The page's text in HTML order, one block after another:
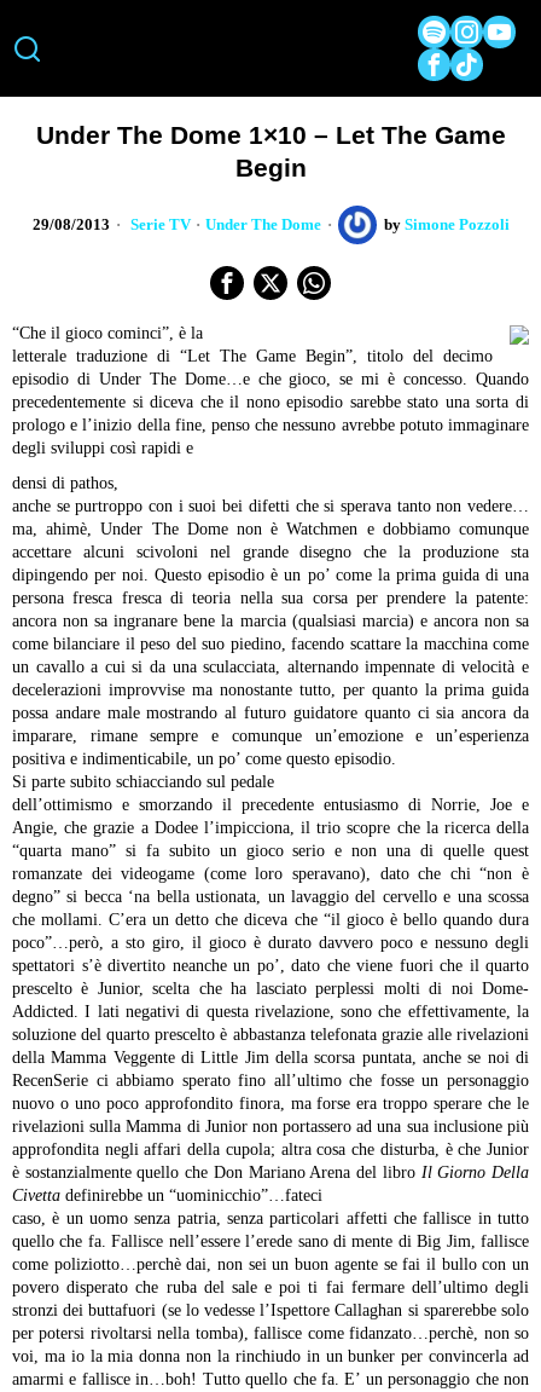
Under The Dome 1×10 – Let The Game
Begin
29/08/2013 Serie TV · Under The Dome by Simone Pozzoli
“Che il gioco cominci”, è la
letterale traduzione di “Let The Game Begin”, titolo del decimo
episodio di Under The Dome…e che gioco, se mi è concesso. Quando
precedentemente si diceva che il nono episodio sarebbe stato unasorta di
prologo e l’inizio della fine, penso che nessuno avrebbepotuto immaginare
degli sviluppi così rapidi e
densi di pathos,
anche se purtroppo con i suoi bei difetti che si sperava tanto non vedere…
ma, ahimè, Under The Dome non è Watchmen e dobbiamocomunque
accettare alcuni scivoloni nel grande disegno che la produzione sta
dipingendo per noi. Questo episodio è un po’ come la prima guida di una
persona fresca fresca di teoria nellasua corsa per prendere la patente:
ancora non sa ingranare bene la marcia (qualsiasi marcia) e ancora non sa
come bilanciare il peso delsuo piedino, facendo scattare la macchina come
un cavallo a cui si dauna sculacciata, alternando impennate di velocità e
decelerazioni improvvise ma nonostante tutto, per quanto la prima guida
possa andare male mostrando al futuro guidatore quanto ci sia ancora da
imparare, rimane sempre e comunque un’emozione e un’esperienza
positiva e indimenticabile, un po’ come questo episodio.
Si parte subito schiacciando sul pedale
dell’ottimismo e smorzando il precedente entusiasmo di Norrie, Joe e
Angie, che grazie a Dodee l’impicciona, il trio scopre che la ricercadella
“quarta mano” si fa subito un gioco serio e non una di quelle quest
romanzate dei videogame (come loro speravano), datoche chi “non è
degno” si becca ‘na bella ustionata, unlavaggio del cervello e una scossa
che mollami. C’era un detto che diceva che “il gioco è bello quando dura
poco”…però, a sto giro, il gioco è durato davvero poco e nessuno degli
spettatori s’èdivertito neanche un po’, dato che viene fuori che il quarto
prescelto è Junior, scelta che ha lasciato perplessi molti di noiDome-
Addicted. I lati negativi di questa rivelazione, sono che effettivamente, la
soluzione del quarto prescelto è abbastanzatelefonata grazie alle rivelazioni
della Mamma Veggente di Little Jimdella scorsa puntata, anche se noi di
RecenSerie ci abbiamo speratofino all’ultimo che fosse un personaggio
nuovo o uno pocoapprofondito finora, ma forse era troppo sperare che le
rivelazioni sulla Mamma di Junior non portassero ad una sua inclusione più
approfondita negli affari della cupola; altra cosa che disturba, èche Junior
è sostanzialmente quello che Don Mariano Arena del libro Il Giorno Della
Civetta definirebbe un “uominicchio”…fateci
caso, è un uomo senza patria, senza particolari affetti che fallisce in tutto
quello che fa. Fallisce nell’essere l’erede sano di mente diBig Jim, fallisce
come poliziotto…perchè dai, non sei un buon agente se fai il bullo con un
povero disperato che ruba del sale e poi ti fai fermare dell’ultimo degli
stronzi dei buttafuori (se lovedesse l’Ispettore Callaghan si sparerebbe solo
per potersi rivoltarsi nella tomba), fallisce come fidanzato…perchè, non so
voi, ma io la mia donna non la rinchiudo in un bunker per convincerla ad
amarmi e fallisce in…boh! Tutto quello che fa. E’ un personaggio che non